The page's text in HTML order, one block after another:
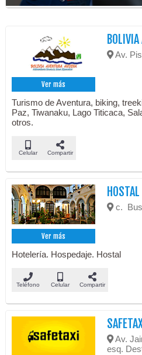
Ver más
Av.
Turismo de Aventura, biking,
Paz, Tiwanaku, Lago Titicaca,
otros.
Celular Compartir
Ver más
c.
Hotelería. Hospedaje. Hostal
Teléfono Celular Compartir
Av.
esq.